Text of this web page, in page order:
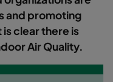
and promoting
clear there is
Air Quality.